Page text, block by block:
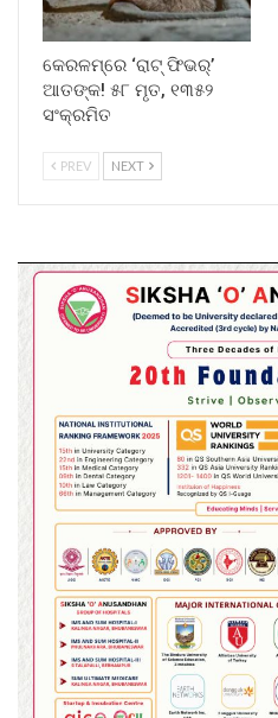
କେରଳମ୍‌ରେ ‘ରାଟ୍ ଫିଭର୍’
ଆତଙ୍କ! ୫୮ ମୃତ, ୧୩୫୨
ସଂକ୍ରମିତ
PREV NEXT